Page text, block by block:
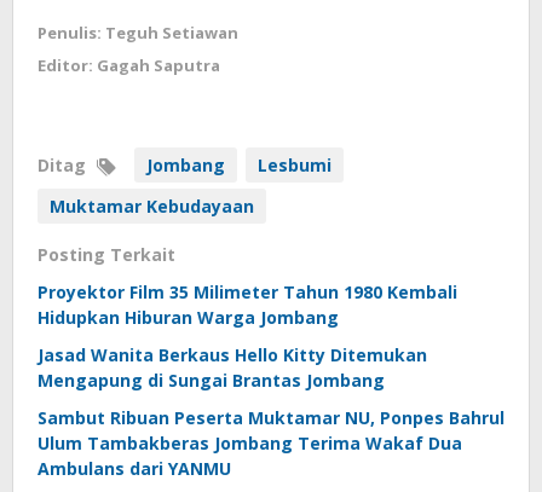
Penulis: Teguh Setiawan
Editor: Gagah Saputra
Ditag Jombang
Lesbumi
Muktamar Kebudayaan
Posting Terkait
Proyektor Film 35 Milimeter Tahun 1980 Kembali
Hidupkan Hiburan Warga Jombang
Jasad Wanita Berkaus Hello Kitty Ditemukan
Mengapung di Sungai Brantas Jombang
Sambut Ribuan Peserta Muktamar NU, Ponpes Bahrul
Ulum Tambakberas Jombang Terima Wakaf Dua
Ambulans dari YANMU